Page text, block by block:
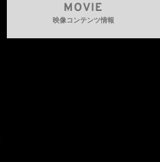
MOVIE
映像コンテンツ情報